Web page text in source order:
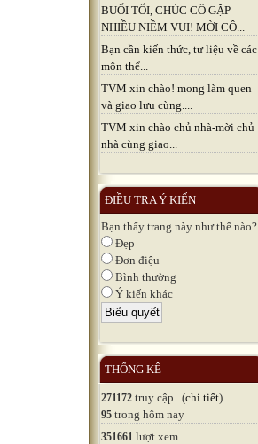
BUỔI TỐI, CHÚC CÔ GẶP
NHIỀU NIỀM VUI! MỜI CÔ...
Bạn cần kiến thức, tư liệu về các
môn thể...
TVM xin chào! mong làm quen
và giao lưu cùng....
TVM xin chào chủ nhà-mời chủ
nhà cùng giao...
ĐIỀU TRA Ý KIẾN
Bạn thấy trang này như thế nào?
Đẹp
Đơn điệu
Bình thường
Ý kiến khác
THỐNG KÊ
271172 truy cập (chi tiết)
95 trong hôm nay
351661 lượt xem